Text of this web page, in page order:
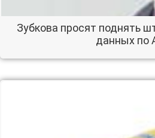
Зубкова просят поднять
данных по